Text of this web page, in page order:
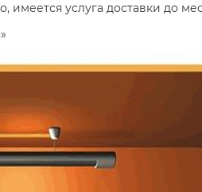
услуга доставки до